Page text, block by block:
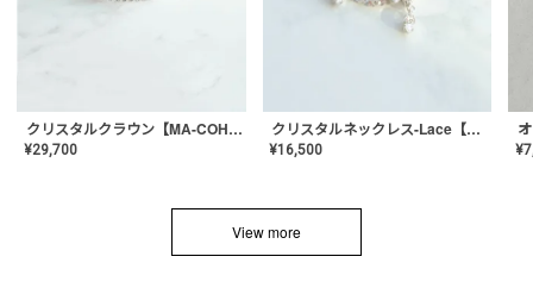
クリスタルクラウン【MA-COHD-01】韓国風クラウン/ウェディングクラウン/ティアラ
¥29,700
クリスタルネックレス-Lace【MA-CONL-02】
¥16,500 ¥
View more